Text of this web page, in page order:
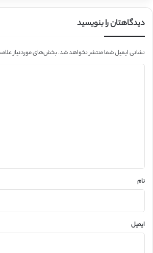
دیدگاهتان را بنویسید
نشانی ایمیل شما منتشر نخواهد شد.بخش‌های موردنیاز
نام
ایمیل